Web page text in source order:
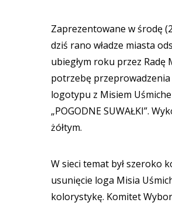
Zaprezentowane w środę
dziś rano władze miasta
ubiegłym roku przez Radę
potrzebę przeprowadzenia
logotypu z Misiem
„POGODNE SUWAŁKI”.
żółtym.
W sieci temat był szeroko
usunięcie loga Misia
kolorystykę. Komitet